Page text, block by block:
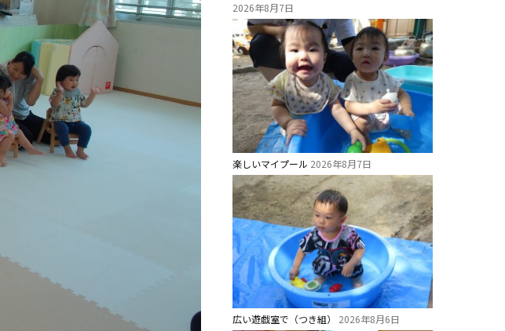
2026年8月7日
楽しいマイプール 2026年8月7日
広い遊戯室で（つき組） 2026年8月6日